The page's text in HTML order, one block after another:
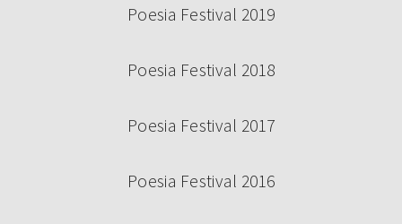
Poesia Festival 2019
Poesia Festival 2018
Poesia Festival 2017
Poesia Festival 2016